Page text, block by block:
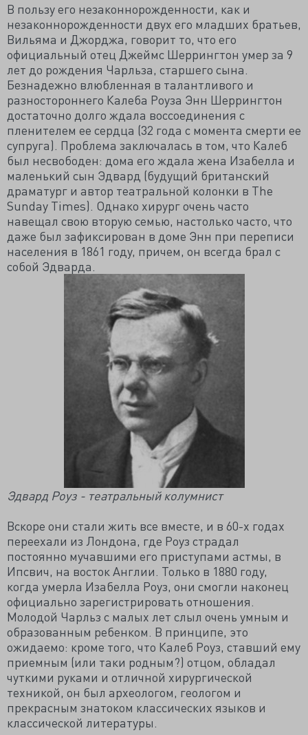
В пользу его незаконнорожденности, как и
незаконнорожденности двух его младших братьев,
Вильяма и Джорджа, говорит то, что его
официальный отец Джеймс Шеррингтон умер за 9
лет до рождения Чарльза, старшего сына.
Безнадежно влюбленная в талантливого и
разностороннего Калеба Роуза Энн Шеррингтон
достаточно долго ждала воссоединения с
пленителем ее сердца (32 года с момента смерти ее
супруга). Проблема заключалась в том, что Калеб
был несвободен: дома его ждала жена Изабелла и
маленький сын Эдвард (будущий британский
драматург и автор театральной колонки в The
Sunday Times). Однако хирург очень часто
навещал свою вторую семью, настолько часто, что
даже был зафиксирован в доме Энн при переписи
населения в 1861 году, причем, он всегда брал с
собой Эдварда.
Эдвард Роуз - театральный колумнист
Вскоре они стали жить все вместе, и в 60-х годах
переехали из Лондона, где Роуз страдал
постоянно мучавшими его приступами астмы, в
Ипсвич, на восток Англии. Только в 1880 году,
когда умерла Изабелла Роуз, они смогли наконец
официально зарегистрировать отношения.
Молодой Чарльз с малых лет cлыл очень умным и
образованным ребенком. В принципе, это
ожидаемо: кроме того, что Калеб Роуз, ставший ему
приемным (или таки родным?) отцом, обладал
чуткими руками и отличной хирургической
техникой, он был археологом, геологом и
прекрасным знатоком классических языков и
классической литературы.